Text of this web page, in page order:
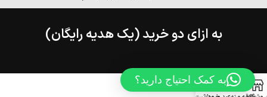
به ازای دو خرید (یک هدیه رایگان)
به کمک احتیاج دارید؟